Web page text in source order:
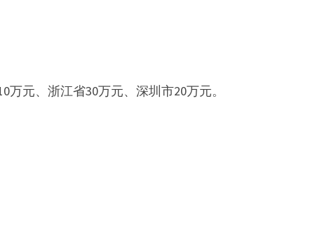
元、浙江省30万元、深圳市20万元。